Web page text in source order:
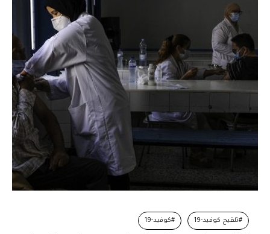
#تلقيح كوفيد-19 #كوفيد-19